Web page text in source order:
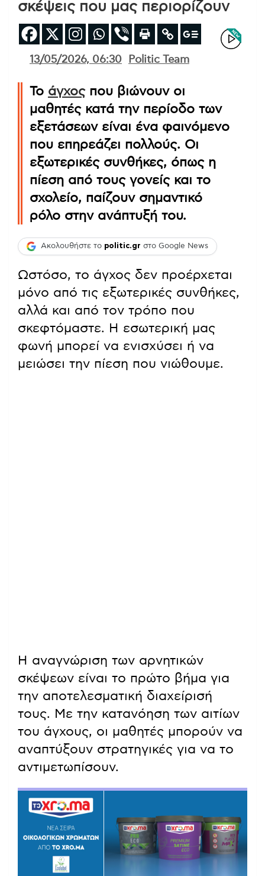
σκέψεις που μας περιορίζουν
13/05/2026, 06:30 Politic Team
Το άγχοςπου βιώνουν οι
μαθητές κατά την περίοδο των
εξετάσεων είναι ένα φαινόμενο
που επηρεάζει πολλούς. Οι
εξωτερικές συνθήκες, όπως η
πίεση από τους γονείς και το
σχολείο, παίζουν σημαντικό
ρόλο στην ανάπτυξή του.
Ακολουθήστε το politic.gr στο Google News
Ωστόσο, το άγχος δεν προέρχεται
μόνο από τις εξωτερικές συνθήκες,
αλλά και από τον τρόπο που
σκεφτόμαστε. Η εσωτερική μας
φωνή μπορεί να ενισχύσει ή να
μειώσει την πίεση που νιώθουμε.
Η αναγνώριση των αρνητικών
σκέψεων είναι το πρώτο βήμα για
την αποτελεσματική διαχείρισή
τους. Με την κατανόηση των αιτίων
του άγχους, οι μαθητές μπορούν να
αναπτύξουν στρατηγικές για να το
αντιμετωπίσουν.